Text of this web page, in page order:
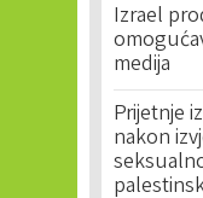
Izrael
medija
Prijetnje
nakon